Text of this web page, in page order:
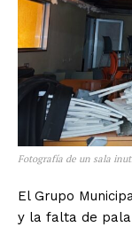
Fotografía de un sala
El Grupo
y la falta de